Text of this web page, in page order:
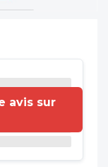
avis sur